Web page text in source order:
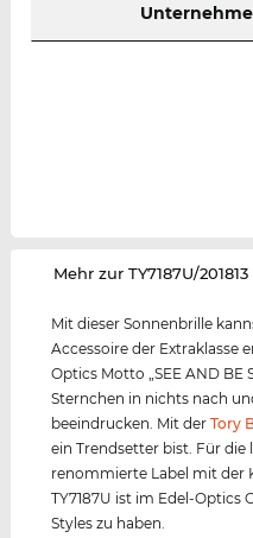
‌Mehr zur TY7187U/
Mit dieser Sonnenbrille
Accessoire der Extraklasse
Optics Motto „SEE AND BE
Sternchen in nichts nach
beeindrucken. Mit derTory
ein Trendsetter bist. Für die
renommierte Label mit der
TY7187U ist im Edel-Optics
Styles zu haben.